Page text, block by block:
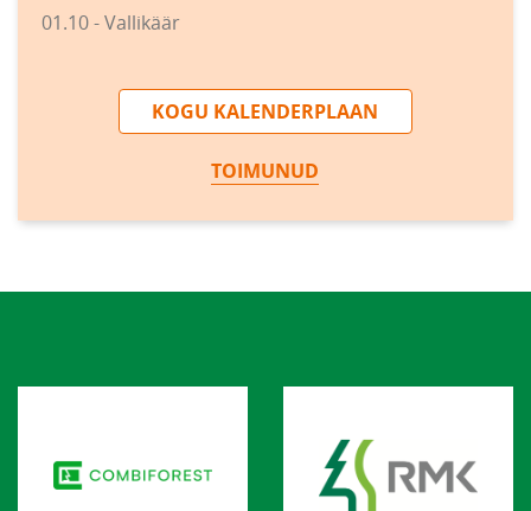
01.10 - Vallikäär
KOGU KALENDERPLAAN
TOIMUNUD